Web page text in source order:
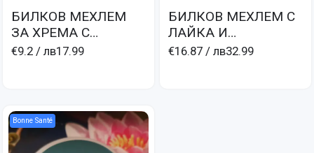
БИЛКОВ МЕХЛЕМ
ЗА ХРЕМА С
МЕНТОВО МАСЛО И
€9.2 / лв17.99
БИЛКОВ МЕХЛЕМ С
ЛАЙКА И
БЕЗСМЪРТНИЧЕ при
€16.87 / лв32.99
Bonne Santé